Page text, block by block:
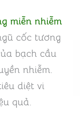
miễn nhiễm
cốc tương
bạch cầu
nhiễm.
diệt vi
quả.